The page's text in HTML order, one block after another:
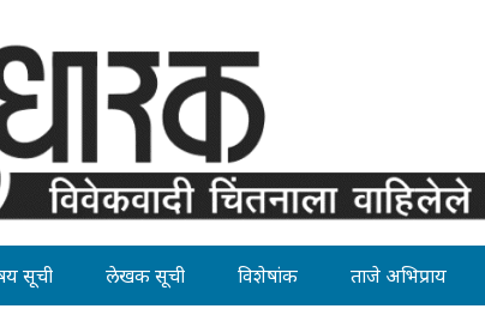
सूची लेखक सूची विशेषांक ताजे अभिप्राय